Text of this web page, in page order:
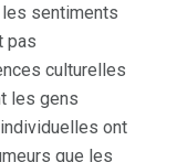
sentiments
pas
culturelles
les gens
ont
que les